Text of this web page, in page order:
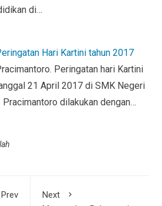
di…
Hari Kartini tahun 2017
Peringatan hari Kartini
21 April 2017 di SMK Negeri
Pracimantoro dilakukan dengan…
Prev
Next